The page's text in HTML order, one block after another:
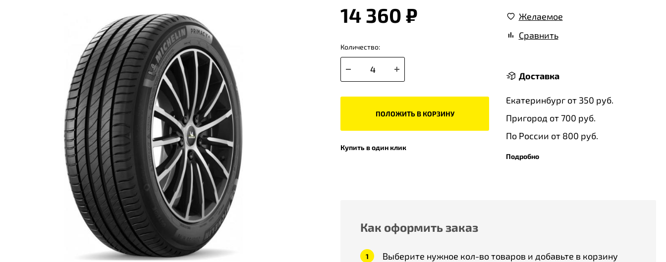
14 360 ₽
Количество:
ПОЛОЖИТЬ В КОРЗИНУ
Купить в один клик
Желаемое
Сравнить
Доставка
Екатеринбург от 350 руб.
Пригород от 700 руб.
По России от 800 руб.
Подробно
Как оформить заказ
Выберите нужное кол-во товаров и добавьте в корзину